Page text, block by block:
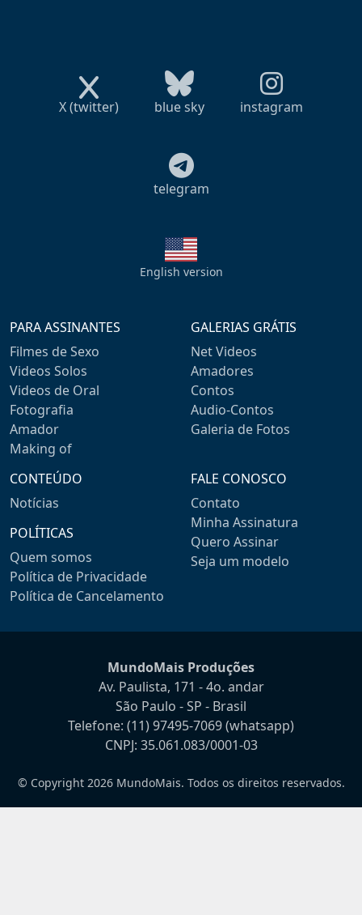
X (twitter) blue sky instagram
telegram
English version
PARA ASSINANTES
Filmes de Sexo
Videos Solos
Videos de Oral
Fotografia
Amador
Making of
GALERIAS GRÁTIS
Net Videos
Amadores
Contos
Audio-Contos
Galeria de Fotos
CONTEÚDO
Notícias
POLÍTICAS
Quem somos
Política de Privacidade
Política de Cancelamento
FALE CONOSCO
Contato
Minha Assinatura
Quero Assinar
Seja um modelo
MundoMais Produções
Av. Paulista, 171 - 4o. andar
São Paulo - SP - Brasil
Telefone: (11) 97495-7069(whatsapp)
CNPJ: 35.061.083/0001-03
© Copyright 2026 MundoMais. Todos os direitos reservados.